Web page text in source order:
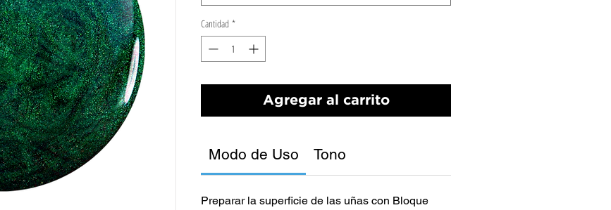
Cantidad *
Agregar al carrito
Modo de Uso Tono
Preparar la superficie de las uñas con Bloque